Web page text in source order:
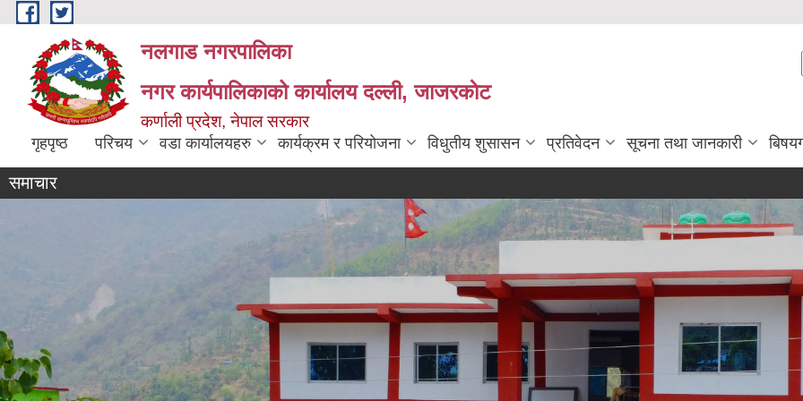
Skip to main content
नलगाड नगरपालिका
नगर कार्यपालिकाको कार्यालय दल्ली, जाजरकाेट
कर्णाली प्रदेश, नेपाल सरकार
गृहपृष्ठ परिचय वडा कार्यालयहरु कार्यक्रम र परियोजना विधुतीय शुसासन प्रतिवेदन सूचना तथा जानकारी
समाचार सहिद